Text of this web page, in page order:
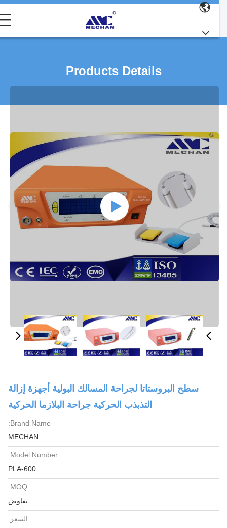
Products Details
سطح البروستاتا لجراحة المسالك البولية أجهزة إزالة
التذبذب الحركية جراحة البلازما الحركية
Brand Name:
MECHAN
Model Number:
PLA-600
MOQ:
تفاوض
السعر: